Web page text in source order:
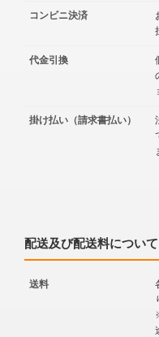
コンビニ決済
代金引換
掛け払い（請求書払い）
配送及び配送料について
送料